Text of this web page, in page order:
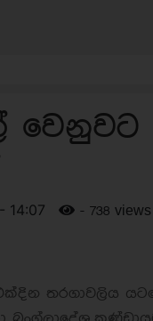
වෙනුවට
- 14:07 - 738 views
තරගාවලිය